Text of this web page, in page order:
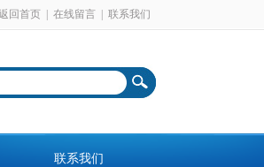
回首页 在线留言 联系我们
联系我们